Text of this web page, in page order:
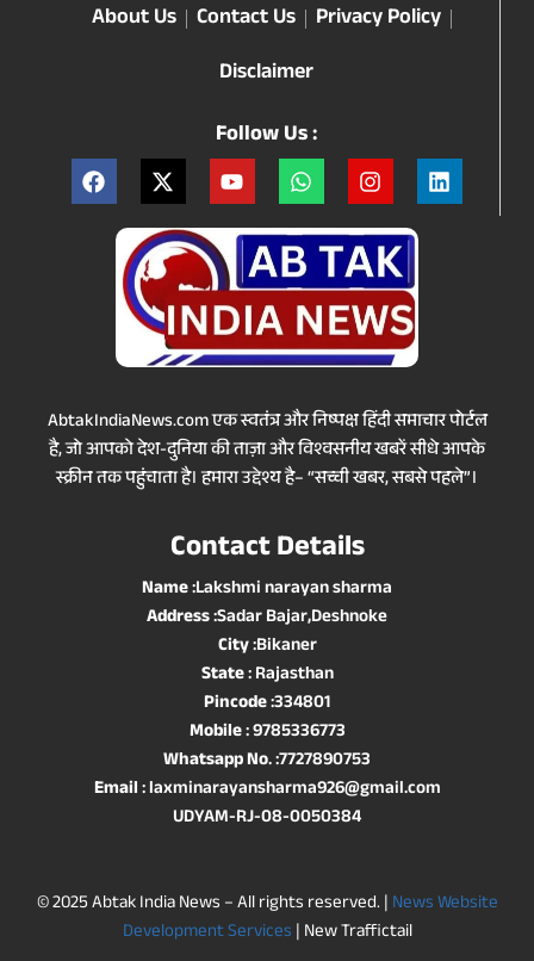
About Us Contact Us
Privacy Policy
Disclaimer
Follow Us :
AbtakIndiaNews.com एक स्वतंत्र और निष्पक्ष हिंदी समाचार पोर्टल
है, जो आपको देश-दुनिया की ताज़ा और विश्वसनीय खबरें सीधे आपके
स्क्रीन तक पहुंचाता है। हमारा उद्देश्य है– “सच्ची खबर, सबसे पहले”।
Contact Details
Name:Lakshmi narayan sharma
Address:Sadar Bajar,Deshnoke
City:Bikaner
State: Rajasthan
Pincode:334801
Mobile: 9785336773
Whatsapp No. :7727890753
Email: laxminarayansharma926@gmail.com
UDYAM-RJ-08-0050384
© 2025 Abtak India News – All rights reserved. | News Website
Development Services | New Traffictail